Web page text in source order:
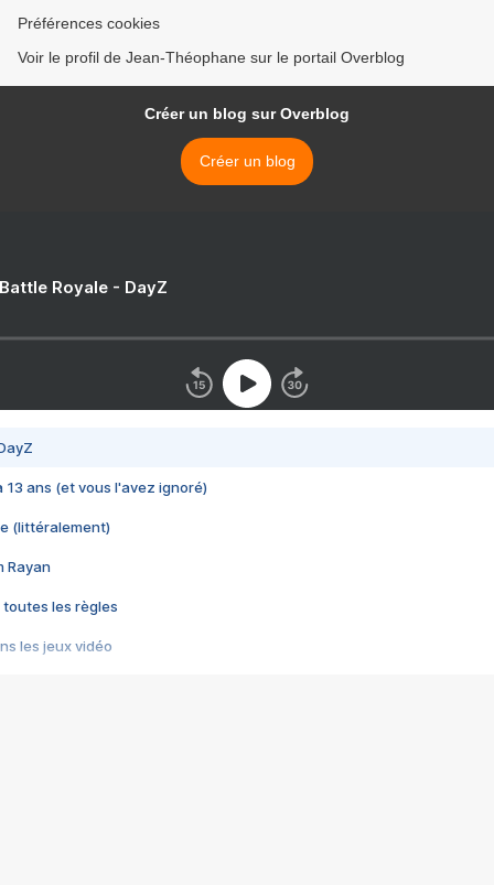
Préférences cookies
Voir le profil de Jean-Théophane sur le portail Overblog
Créer un blog sur Overblog
Créer un blog
Royale - DayZ
13 ans (et vous l'avez ignoré)
(littéralement)
Rayan
toutes les règles
les jeux vidéo